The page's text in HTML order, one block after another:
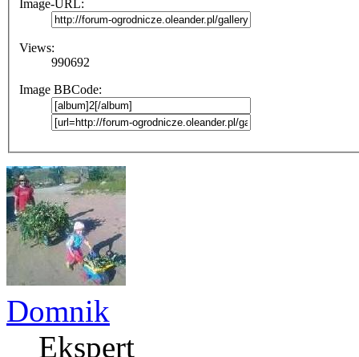
Image-URL:
Views:
990692
Image BBCode:
Domnik
Ekspert